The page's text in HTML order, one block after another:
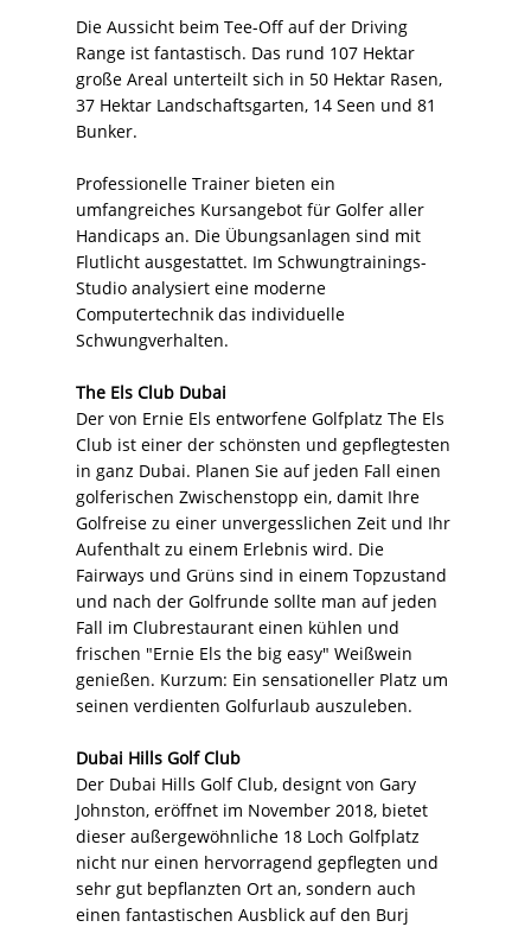
Die Aussicht beim Tee-Off auf der Driving
Range ist fantastisch. Das rund 107 Hektar
große Areal unterteilt sich in 50 Hektar Rasen,
37 Hektar Landschaftsgarten, 14 Seen und 81
Bunker.
Professionelle Trainer bieten ein
umfangreiches Kursangebot für Golfer aller
Handicaps an. Die Übungsanlagen sind mit
Flutlicht ausgestattet. Im Schwungtrainings-
Studio analysiert eine moderne
Computertechnik das individuelle
Schwungverhalten.
The Els Club Dubai
Der von Ernie Els entworfene Golfplatz The Els
Club ist einer der schönsten und gepflegtesten
in ganz Dubai. Planen Sie auf jeden Fall einen
golferischen Zwischenstopp ein, damit Ihre
Golfreise zu einer unvergesslichen Zeit und Ihr
Aufenthalt zu einem Erlebnis wird. Die
Fairways und Grüns sind in einem Topzustand
und nach der Golfrunde sollte man auf jeden
Fall im Clubrestaurant einen kühlen und
frischen "Ernie Els the big easy" Weißwein
genießen. Kurzum: Ein sensationeller Platz um
seinen verdienten Golfurlaub auszuleben.
Dubai Hills Golf Club
Der Dubai Hills Golf Club, designt von Gary
Johnston, eröffnet im November 2018, bietet
dieser außergewöhnliche 18 Loch Golfplatz
nicht nur einen hervorragend gepflegten und
sehr gut bepflanzten Ort an, sondern auch
einen fantastischen Ausblick auf den Burj